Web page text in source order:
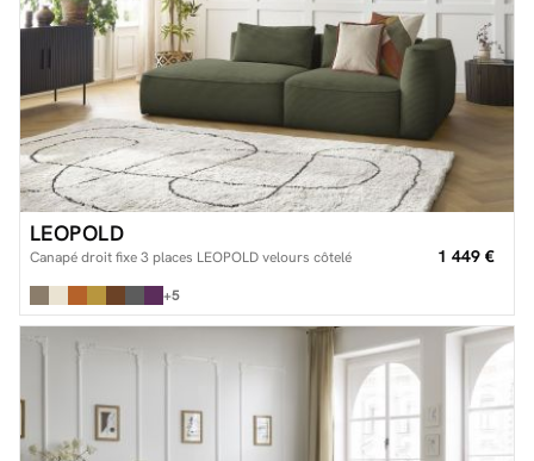
LEOPOLD
Canapé droit fixe 3 places LEOPOLD velours côtelé 1 449 €
+5